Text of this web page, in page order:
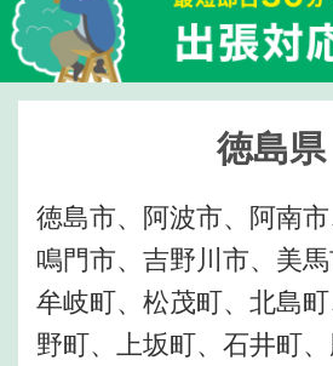
徳島県
徳島市、阿波市、阿南市
鳴門市、吉野川市、美馬
牟岐町、松茂町、北島
野町、上坂町、石井町